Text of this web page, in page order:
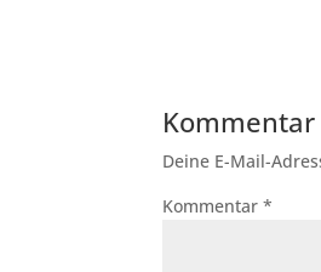
Deine E-Mail-
Kommentar*